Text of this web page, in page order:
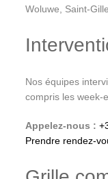
Woluwe, Saint-
Nos équipes
compris les week-
Appelez-nous :
Prendre rendez-